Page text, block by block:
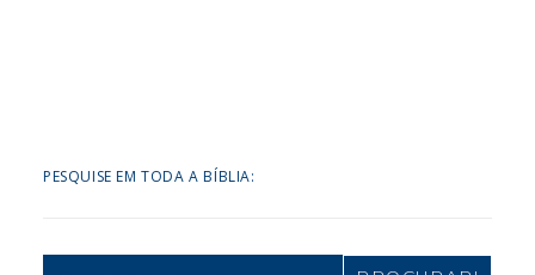
PESQUISE EM TODA A BÍBLIA:
Search